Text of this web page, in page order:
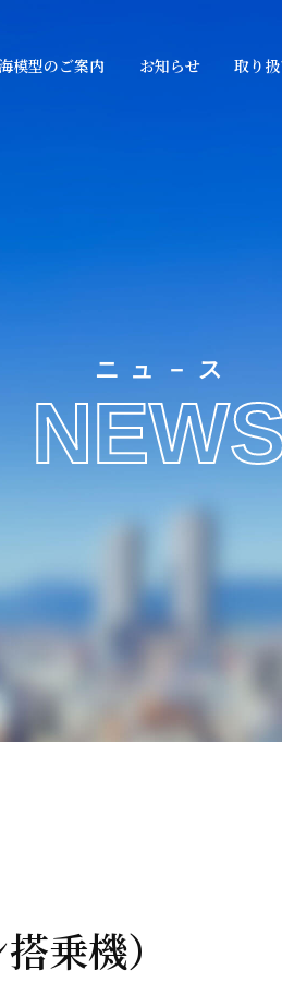
模型のご案内 お知らせ 取り
ニュ－ス
乗機）